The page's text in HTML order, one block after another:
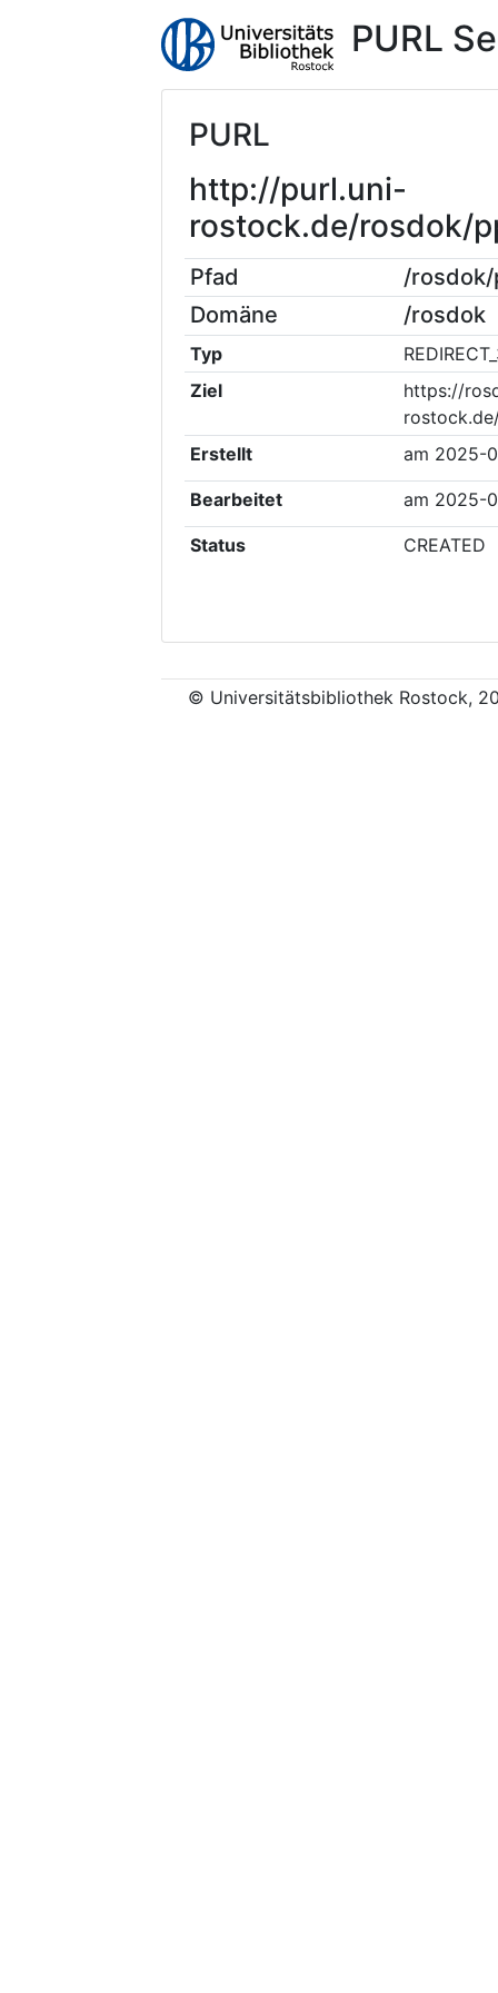
PURL
PURL
http://purl.uni-
rostock.de/rosdok/
Pfad
/rosdok/
Domäne
/rosdok
Typ
Ziel
https://
Erstellt
am 2025-
Bearbeitet am 2025-
Status CREATED
© Universitätsbibliothek Rostock,